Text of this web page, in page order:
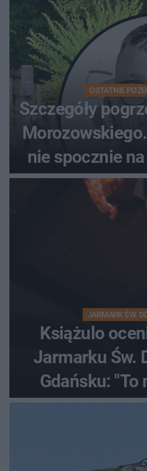
OSTATNIE
Szczegóły
nie spocznie
JARMARK ŚW.
Książulo
Jarmarku Św.
Gdańsku: "To